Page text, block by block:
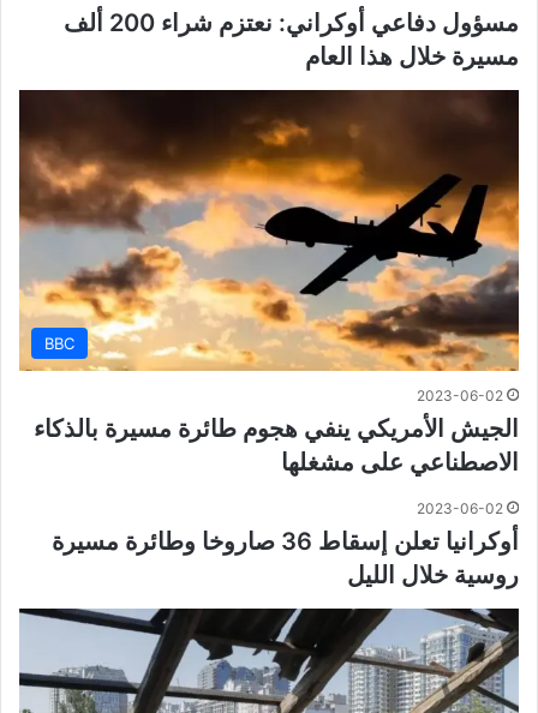
مسؤول دفاعي أوكراني: نعتزم شراء 200 ألف
مسيرة خلال هذا العام
BBC
2023-06-02
الجيش الأمريكي ينفي هجوم طائرة مسيرة بالذكاء
الاصطناعي على مشغلها
2023-06-02
أوكرانيا تعلن إسقاط 36 صاروخا وطائرة مسيرة
روسية خلال الليل